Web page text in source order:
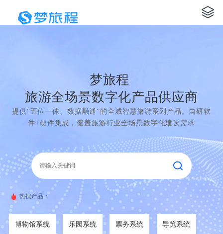
梦旅程
旅游全场景数字化产品供应商
提供“五位一体、数据融通”的全域智慧旅游系列产品。自研软
件+硬件集成，覆盖旅游行业全场景数字化建设需求
热搜产品：
博物馆系统 乐园系统 票务系统 导览系统